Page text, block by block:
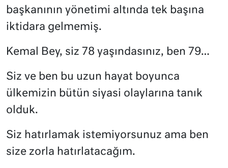
başkanının yönetimi altında tek başına
iktidara gelmemiş.
Kemal Bey, siz 78 yaşındasınız, ben 79…
Siz ve ben bu uzun hayat boyunca
ülkemizin bütün siyasi olaylarına tanık
olduk.
Siz hatırlamak istemiyorsunuz ama ben
size zorla hatırlatacağım.